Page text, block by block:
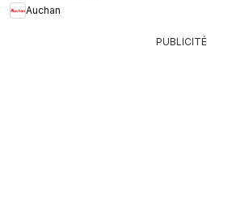
Auchan
PUBLICITÉ